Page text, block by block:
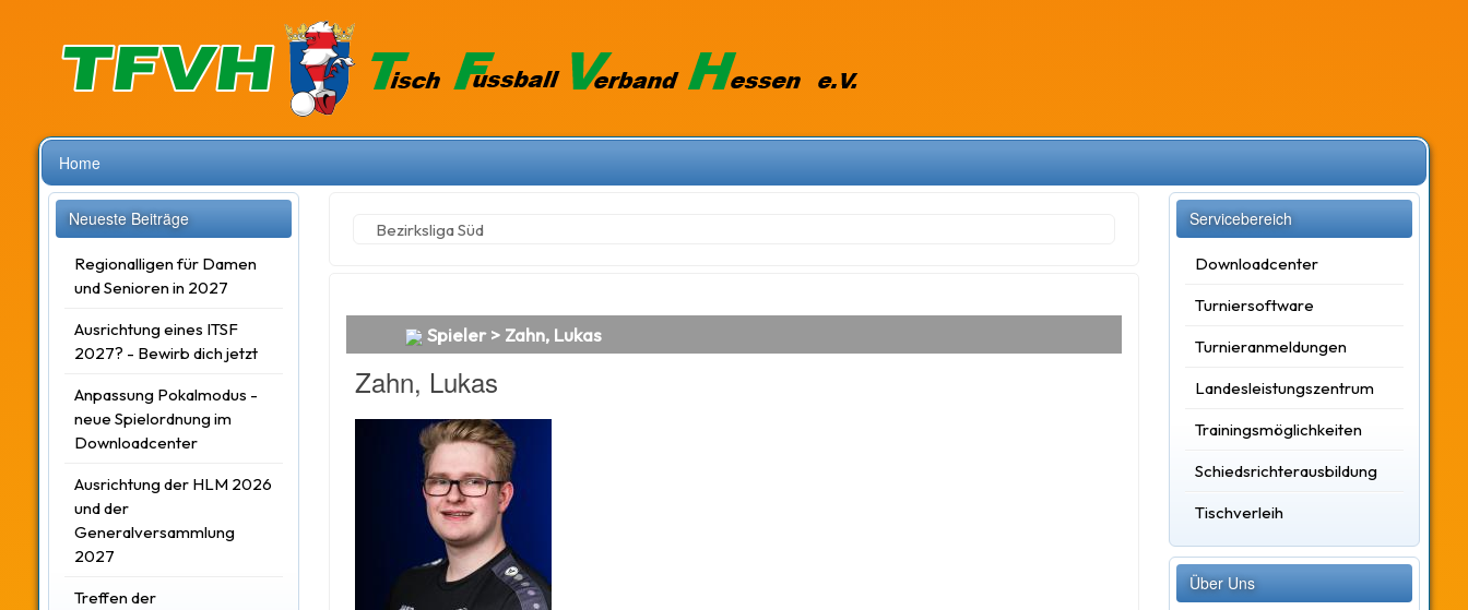
Home
Neueste Beiträge
Regionalligen für Damen
und Senioren in 2027
Ausrichtung eines ITSF
2027? - Bewirb dich jetzt
Anpassung Pokalmodus -
neue Spielordnung im
Downloadcenter
Ausrichtung der HLM 2026
und der
Generalversammlung
2027
Treffen der
Bezirksliga Süd
Spieler > Zahn, Lukas
Zahn, Lukas
Servicebereich
Downloadcenter
Turniersoftware
Turnieranmeldungen
Landesleistungszentrum
Trainingsmöglichkeiten
Schiedsrichterausbildung
Tischverleih
Über Uns